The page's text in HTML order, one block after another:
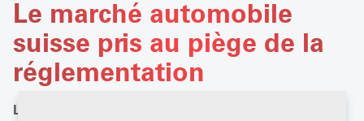
Le marché automobile
suisse pris au piège de la
réglementation
Le marché automobile suisse ne parvient pas à